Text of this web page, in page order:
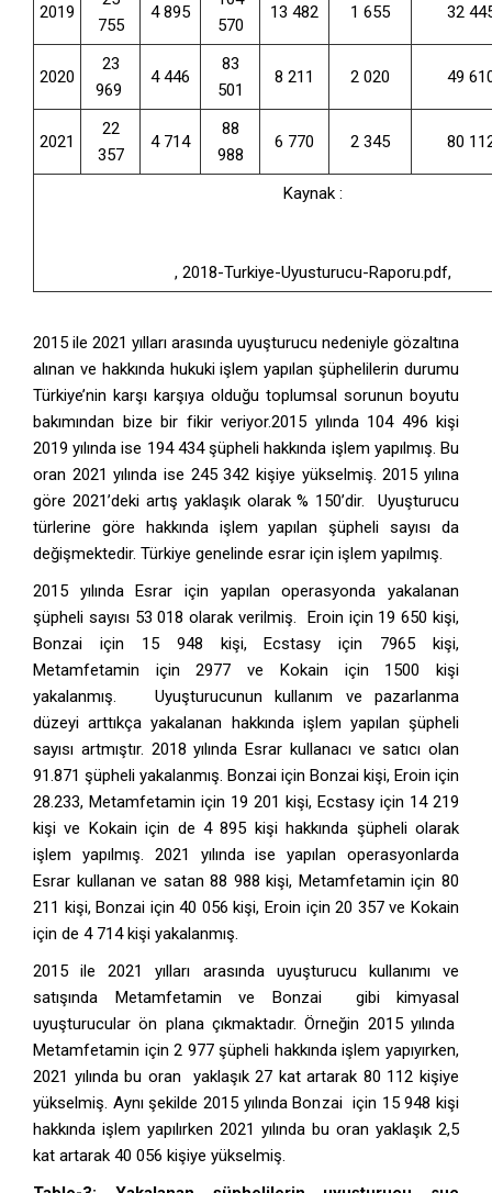
2019
755
4 895
570
13 482 1 655 32
2020
23
969
4 446
83
501
8 211 2 020 49
2021
22
357
4 714
88
988
6 770 2 345 80
Kaynak :
, 2018-Turkiye-Uyusturucu-Raporu.pdf,
2015 ile 2021 yılları arasında uyuşturucu nedeniyle gözaltına
alınan ve hakkında hukuki işlem yapılan şüphelilerin durumu
Türkiye’nin karşı karşıya olduğu toplumsal sorunun boyutu
bakımından bize bir fikir veriyor.2015 yılında 104 496 kişi
2019 yılında ise 194 434 şüpheli hakkında işlem yapılmış. Bu
oran 2021 yılında ise 245 342 kişiye yükselmiş. 2015 yılına
göre 2021’deki artış yaklaşık olarak % 150’dir. Uyuşturucu
türlerine göre hakkında işlem yapılan şüpheli sayısı da
değişmektedir. Türkiye genelinde esrar için işlem yapılmış.
2015 yılında Esrar için yapılan operasyonda yakalanan
şüpheli sayısı 53 018 olarak verilmiş. Eroin için 19 650 kişi,
Bonzai için 15 948 kişi, Ecstasy için 7965 kişi,
Metamfetamin için 2977 ve Kokain için 1500 kişi
yakalanmış. Uyuşturucunun kullanım ve pazarlanma
düzeyi arttıkça yakalanan hakkında işlem yapılan şüpheli
sayısı artmıştır. 2018 yılında Esrar kullanacı ve satıcı olan
91.871 şüpheli yakalanmış. Bonzai için Bonzai kişi, Eroin için
28.233, Metamfetamin için 19 201 kişi, Ecstasy için 14 219
kişi ve Kokain için de 4 895 kişi hakkında şüpheli olarak
işlem yapılmış. 2021 yılında ise yapılan operasyonlarda
Esrar kullanan ve satan 88 988 kişi, Metamfetamin için 80
211 kişi, Bonzai için 40 056 kişi, Eroin için 20 357 ve Kokain
için de 4 714 kişi yakalanmış.
2015 ile 2021 yılları arasında uyuşturucu kullanımı ve
satışında Metamfetamin ve Bonzai gibi kimyasal
uyuşturucular ön plana çıkmaktadır. Örneğin 2015 yılında
Metamfetamin için 2 977 şüpheli hakkında işlem yapıyırken,
2021 yılında bu oran yaklaşık 27 kat artarak 80 112 kişiye
yükselmiş. Aynı şekilde 2015 yılında Bonzai için 15 948 kişi
hakkında işlem yapılırken 2021 yılında bu oran yaklaşık 2,5
kat artarak 40 056 kişiye yükselmiş.